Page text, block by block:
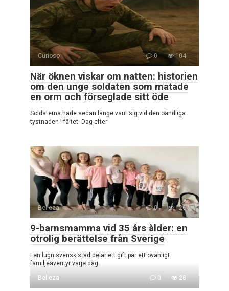
Curioso 0 104
När öknen viskar om natten: historien
om den unge soldaten som matade
en orm och förseglade sitt öde
Soldaterna hade sedan länge vant sig vid den oändliga
tystnaden i fältet. Dag efter
Belleza 0 126
9-barnsmamma vid 35 års ålder: en
otrolig berättelse från Sverige
I en lugn svensk stad delar ett gift par ett ovanligt
familjeäventyr varje dag.
Belleza
0 28